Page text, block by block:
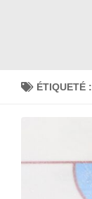
ÉTIQUETÉ :